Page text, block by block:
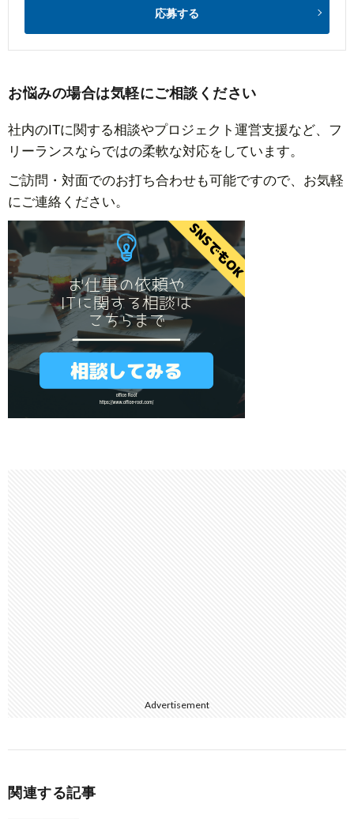
応募する
お悩みの場合は気軽にご相談ください
社内のITに関する相談やプロジェクト運営支援など、フ
リーランスならではの柔軟な対応をしています。
ご訪問・対面でのお打ち合わせも可能ですので、お気軽
にご連絡ください。
Advertisement
関連する記事